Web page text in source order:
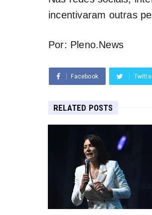
incentivaram outras
Por: Pleno.News
Facebook
RELATED POSTS